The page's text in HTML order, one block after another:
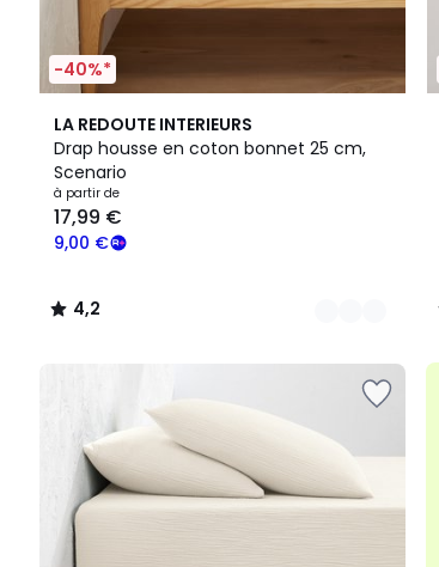
-40%*
LA REDOUTE INTERIEURS
Drap housse en coton bonnet 25 cm,
Scenario
Prix
à
partir
€
programme
pour
payer
place
9,00
à partir de
9,00 €
17,99 €
4,2
/ 5
22
Couleurs
4,2
/